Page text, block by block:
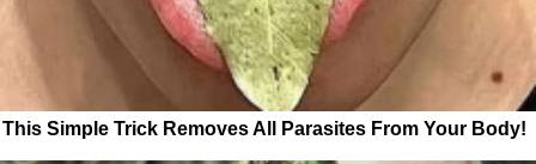
This Simple Trick Removes All Parasites From Your Body!